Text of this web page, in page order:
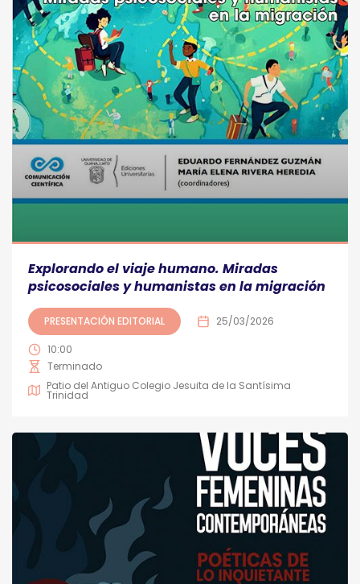
Explorando el viaje humano. Miradas
psicosociales y humanistas en la migración
PRESENTACIÓN EDITORIAL 25/03/2026
10:00
Terminado
Patio del Antiguo Colegio Jesuita de la Santísima
Trinidad